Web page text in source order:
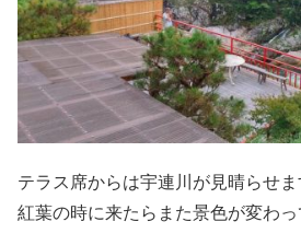
テラス席からは宇連川が見晴らせま
紅葉の時に来たらまた景色が変わっ